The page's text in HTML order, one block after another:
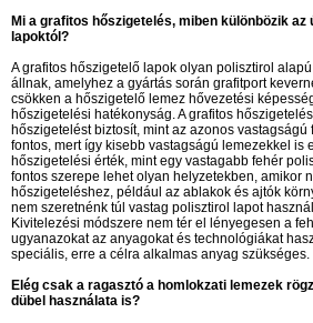
Mi a grafitos hőszigetelés, miben különbözik az
lapoktól?
A grafitos hőszigetelő lapok olyan polisztirol
állnak, amelyhez a gyártás során grafitport
csökken a hőszigetelő lemez hővezetési
hőszigetelési hatékonyság. A grafitos
hőszigetelést biztosít, mint az azonos
fontos, mert így kisebb vastagságú lemezekkel is
hőszigetelési érték, mint egy vastagabb fehér
fontos szerepe lehet olyan helyzetekben, amikor
hőszigeteléshez, például az ablakok és ajtók
nem szeretnénk túl vastag polisztirol lapot
Kivitelezési módszere nem tér el lényegesen a
ugyanazokat az anyagokat és technológiákat
speciális, erre a célra alkalmas anyag szükséges.
Elég csak a ragasztó a homlokzati lemezek
dübel használata is?